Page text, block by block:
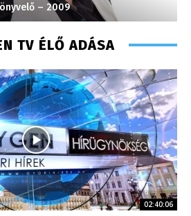
– 2009
TV ÉLŐ ADÁSA
02:40:06